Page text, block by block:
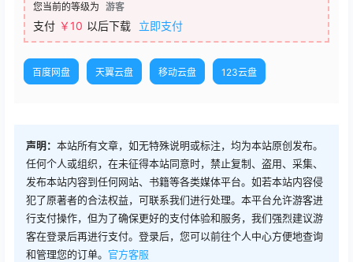
您当前的等级为 游客
支付 ￥10 以后下载 立即支付
百度网盘 天翼云盘 移动云盘 123云盘
声明： 本站所有文章，如无特殊说明或标注，均为本站原创发布。
任何个人或组织，在未征得本站同意时，禁止复制、盗用、采集、
发布本站内容到任何网站、书籍等各类媒体平台。如若本站内容侵
犯了原著者的合法权益，可联系我们进行处理。本平台允许游客进
行支付操作，但为了确保更好的支付体验和服务，我们强烈建议游
客在登录后再进行支付。登录后，您可以前往个人中心方便地查询
和管理您的订单。 官方客服